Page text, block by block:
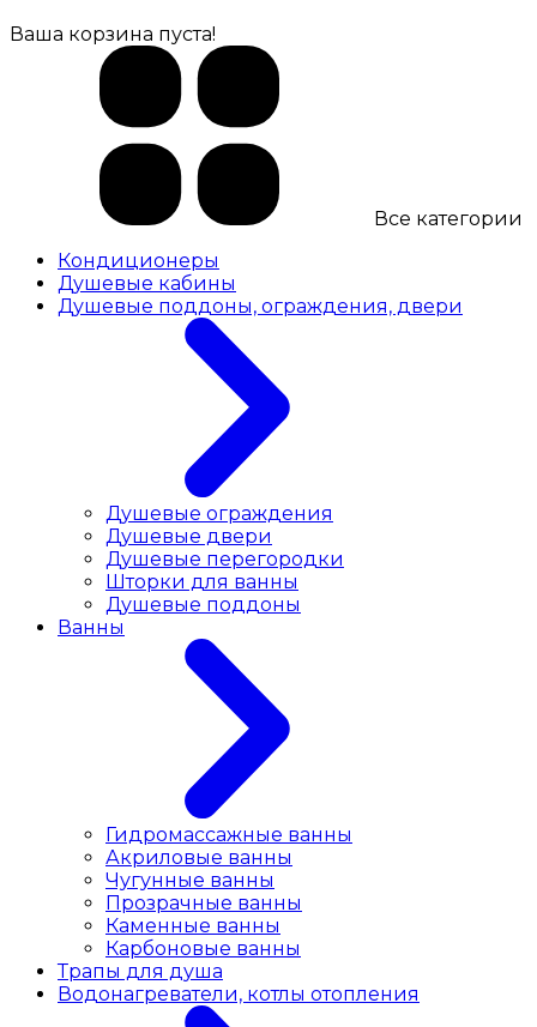
Ваша корзина пуста!
Все категории
Кондиционеры
Душевые кабины
Душевые поддоны, ограждения, двери
Душевые ограждения
Душевые двери
Душевые перегородки
Шторки для ванны
Душевые поддоны
Ванны
Гидромассажные ванны
Акриловые ванны
Чугунные ванны
Прозрачные ванны
Каменные ванны
Карбоновые ванны
Трапы для душа
Водонагреватели, котлы отопления